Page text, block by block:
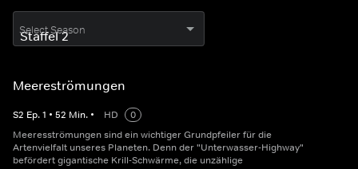
Select Season
Meereströmungen
S2 Ep.1 • 52 Min. • HD
0
Meeresströmungen sind ein wichtiger Grundpfeiler für die
Artenvielfalt unseres Planeten. Denn der "Unterwasser-Highway"
befördert gigantische Krill-Schwärme, die unzählige